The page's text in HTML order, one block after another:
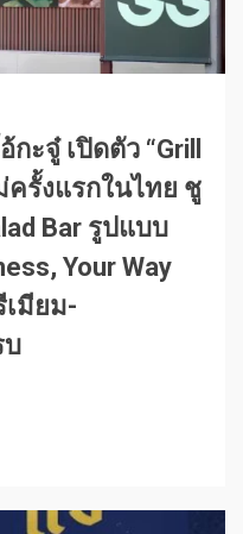
ะจู๋ เปิดตัว “Grill
ครั้งแรกในไทย ชู
Bar รูปแบบ
Your Way
มียม-
บ